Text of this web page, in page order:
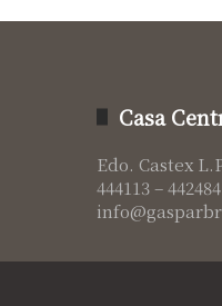
Casa
Edo. Castex
444113 –